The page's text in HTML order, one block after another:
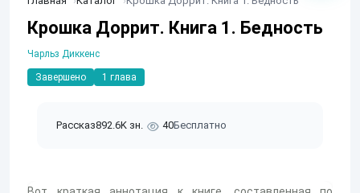
Крошка Доррит. Книга 1. Бедность
Чарльз Диккенс
Завершено 1 глава
Рассказ892.6K зн. 40Бесплатно